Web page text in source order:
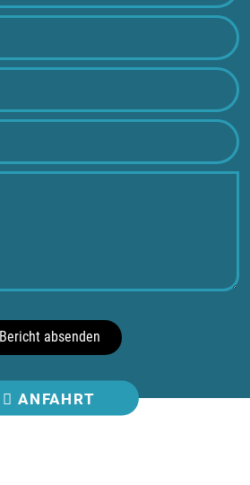
Bericht absenden
ANFAHRT